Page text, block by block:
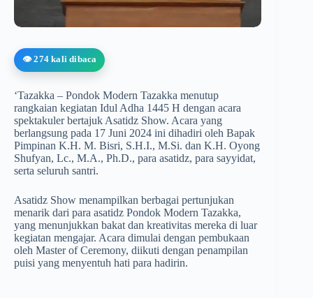
👁️ 274 kali dibaca
‘Tazakka – Pondok Modern Tazakka menutup
rangkaian kegiatan Idul Adha 1445 H dengan acara
spektakuler bertajuk Asatidz Show. Acara yang
berlangsung pada 17 Juni 2024 ini dihadiri oleh Bapak
Pimpinan K.H. M. Bisri, S.H.I., M.Si. dan K.H. Oyong
Shufyan, Lc., M.A., Ph.D., para asatidz, para sayyidat,
serta seluruh santri.
Asatidz Show menampilkan berbagai pertunjukan
menarik dari para asatidz Pondok Modern Tazakka,
yang menunjukkan bakat dan kreativitas mereka di luar
kegiatan mengajar. Acara dimulai dengan pembukaan
oleh Master of Ceremony, diikuti dengan penampilan
puisi yang menyentuh hati para hadirin.